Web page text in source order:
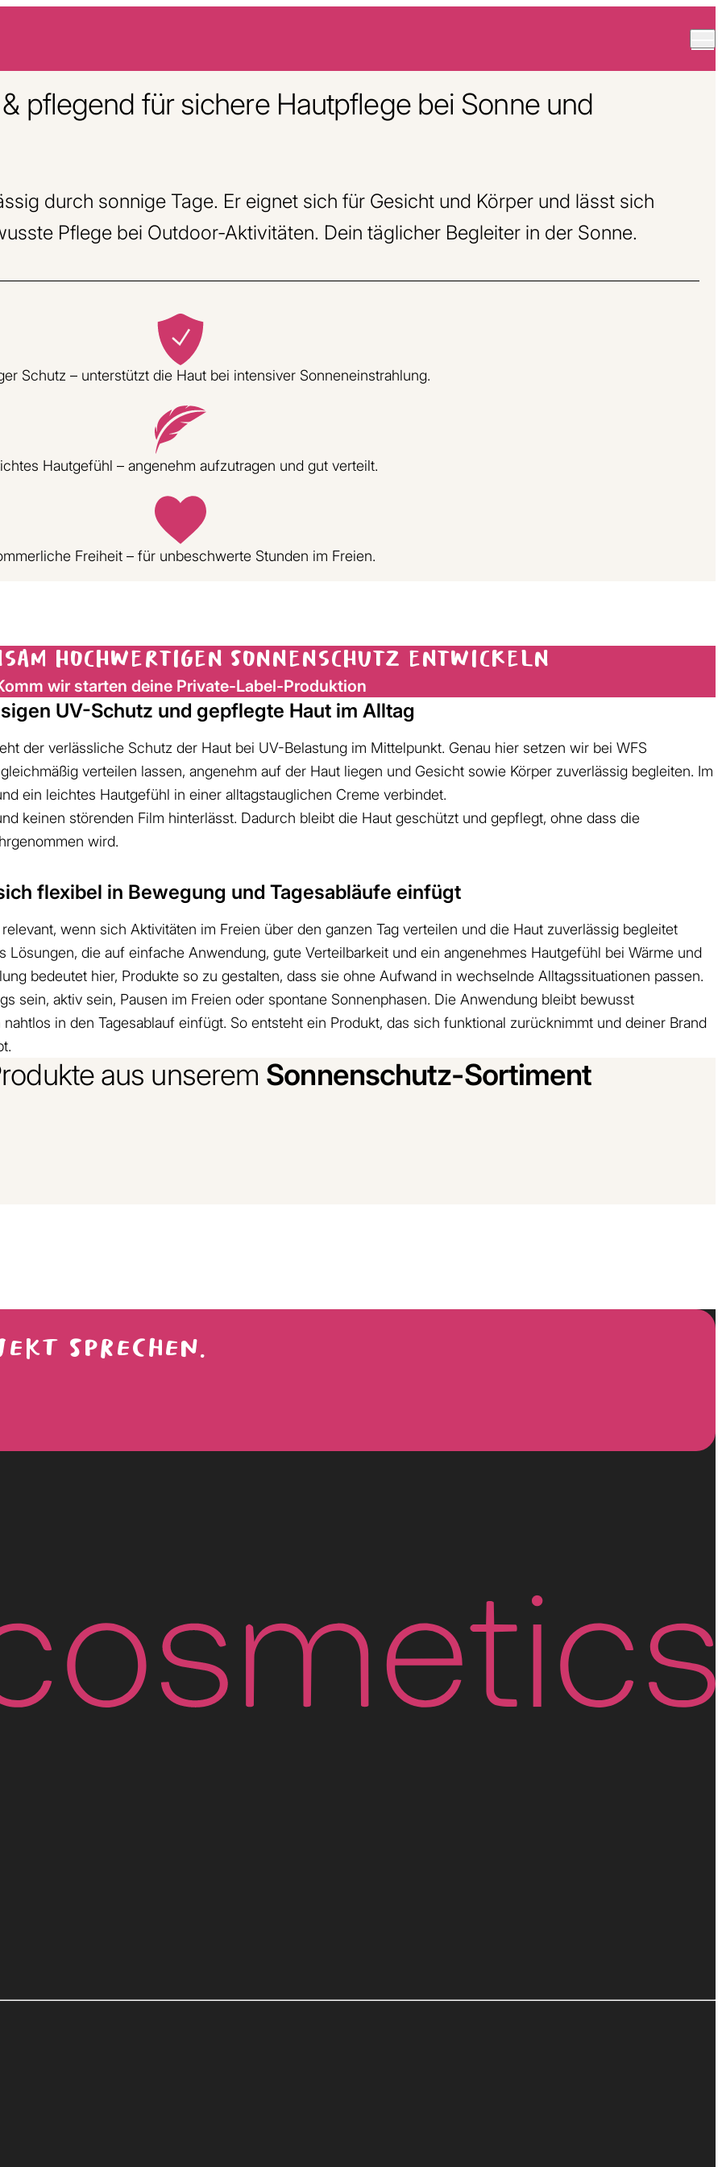
pflegend für sichere Hautpflege bei Sonne und
durch sonnige Tage. Er eignet sich für Gesicht und Körper und lässt sich
Pflege bei Outdoor-Aktivitäten. Dein täglicher Begleiter in der Sonne.
Schutz – unterstützt die Haut bei intensiver Sonneneinstrahlung.
Hautgefühl – angenehm aufzutragen und gut verteilt.
Freiheit – für unbeschwerte Stunden im Freien.
hochwertigen Sonnenschutz entwickeln
wir starten deine Private-Label-Produktion
UV-Schutz und gepflegte Haut im Alltag
der verlässliche Schutz der Haut bei UV-Belastung im Mittelpunkt. Genau hier setzen wir bei WFS
verteilen lassen, angenehm auf der Haut liegen und Gesicht sowie Körper zuverlässig begleiten. Im
ein leichtes Hautgefühl in einer alltagstauglichen Creme verbindet.
keinen störenden Film hinterlässt. Dadurch bleibt die Haut geschützt und gepflegt, ohne dass die
wird.
flexibel in Bewegung und Tagesabläufe einfügt
wenn sich Aktivitäten im Freien über den ganzen Tag verteilen und die Haut zuverlässig begleitet
die auf einfache Anwendung, gute Verteilbarkeit und ein angenehmes Hautgefühl bei Wärme und
bedeutet hier, Produkte so zu gestalten, dass sie ohne Aufwand in wechselnde Alltagssituationen passen.
sein, aktiv sein, Pausen im Freien oder spontane Sonnenphasen. Die Anwendung bleibt bewusst
in den Tagesablauf einfügt. So entsteht ein Produkt, das sich funktional zurücknimmt und deiner Brand
aus unserem Sonnenschutz-Sortiment
SPRECHEN.